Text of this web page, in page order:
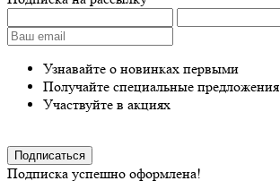
Узнавайте о новинках первыми
Получайте специальные предложения
Участвуйте в акциях
Подписка успешно оформлена!